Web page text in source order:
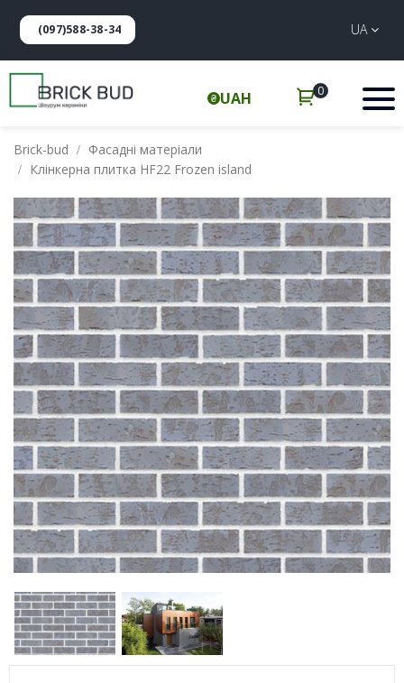
(097)588-38-34 UA
UAH 0
Brick-bud
Фасадні матеріали
Клінкерна плитка HF22 Frozen island